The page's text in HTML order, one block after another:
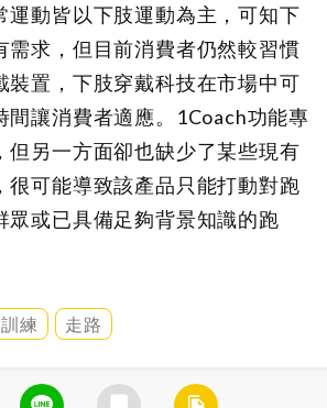
運動皆以下肢運動為主，可知下
需求，但目前消費者仍然較習慣
裝置，下肢穿戴科技在市場中可
間讓消費者適應。1Coach功能專
但另一方面卻也缺少了某些現有
很可能導致該產品只能打動對跑
眾或已具備足夠背景知識的跑
訓練 走路